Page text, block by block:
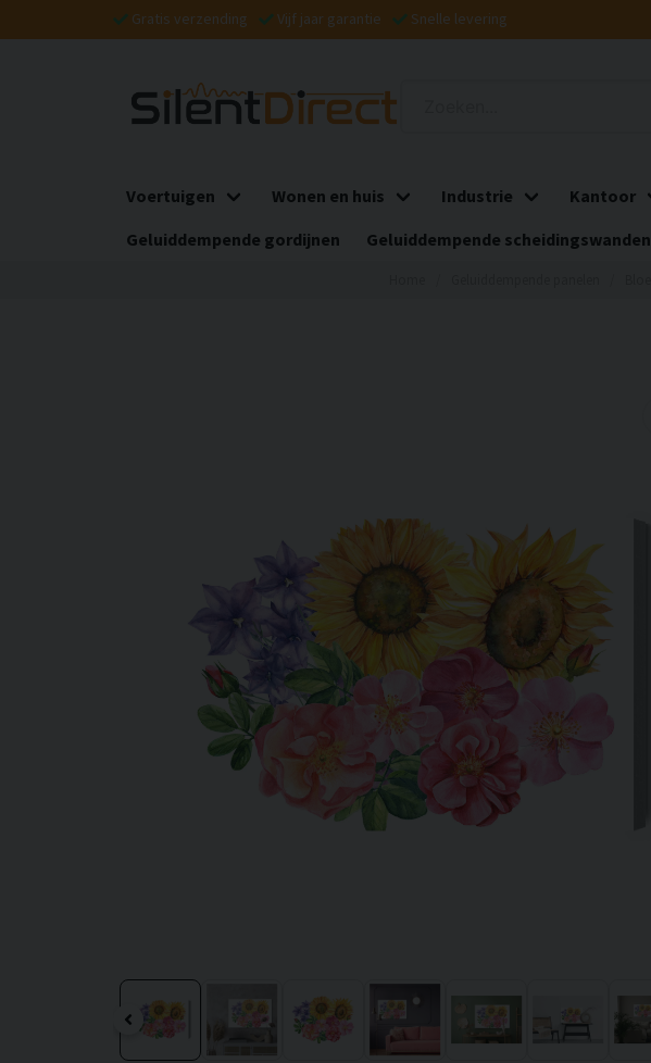
Gratis verzending Vijf jaar garantie Snelle levering
Voertuigen Wonen en huis Industrie Kantoor
Geluiddempende gordijnen
Geluiddempende scheidingswanden